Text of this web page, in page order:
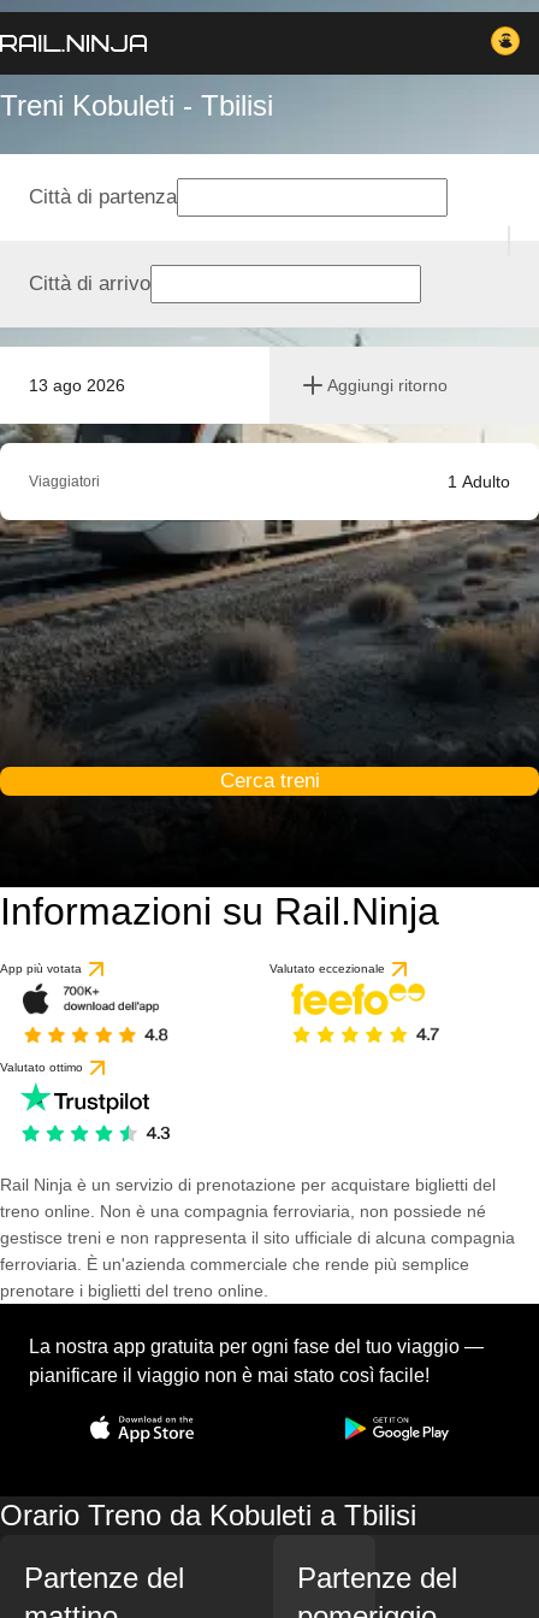
Treni Kobuleti - Tbilisi
13 ago 2026 Aggiungi ritorno
Città di partenza
Città di arrivo
Viaggiatori 1 Adulto
Cerca treni
Informazioni su Rail.Ninja
App più votata Valutato eccezionale
Valutato ottimo
Rail Ninja è un servizio di prenotazione per acquistare biglietti del
treno online. Non è una compagnia ferroviaria, non possiede né
gestisce treni e non rappresenta il sito ufficiale di alcuna compagnia
ferroviaria. È un'azienda commerciale che rende più semplice
prenotare i biglietti del treno online.
La nostra app gratuita per ogni fase del tuo viaggio —
pianificare il viaggio non è mai stato così facile!
Orario Treno da Kobuleti a Tbilisi
Partenze del
Partenze del